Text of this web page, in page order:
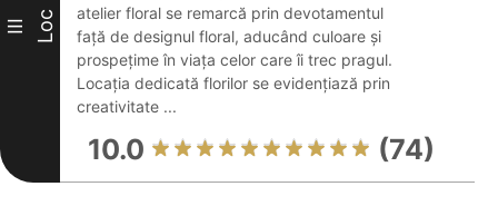
III Loc
atelier floral se remarcă prin devotamentul
față de designul floral, aducând culoare și
prospețime în viața celor care îi trec pragul.
Locația dedicată florilor se evidențiază prin
creativitate ...
10.0 (74)